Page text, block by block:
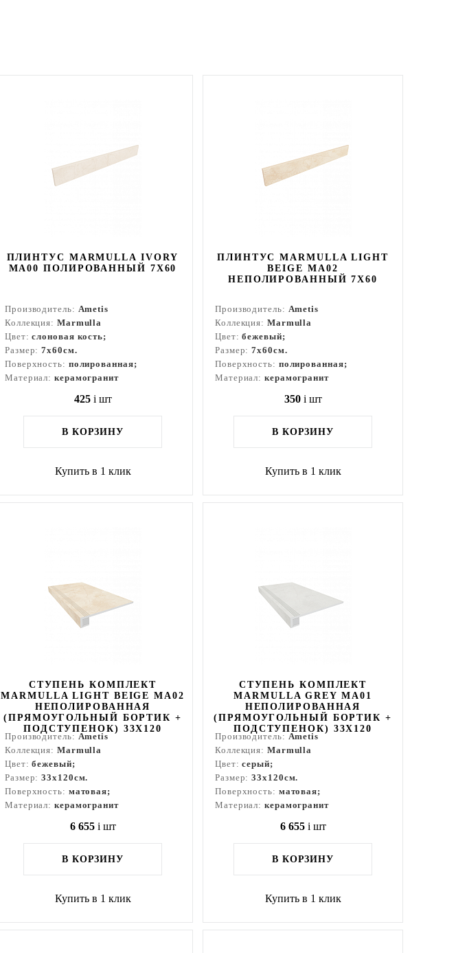
ПЛИНТУС MARMULLA IVORY
MA00 ПОЛИРОВАННЫЙ 7X60
Производитель: Ametis
Коллекция: Marmulla
Цвет:слоновая кость;
Размер:7x60см.
Поверхность: полированная;
Материал: керамогранит
425 i шт
В КОРЗИНУ
Купить в 1 клик
ПЛИНТУС MARMULLA LIGHT
BEIGE MA02
НЕПОЛИРОВАННЫЙ 7X60
Производитель: Ametis
Коллекция: Marmulla
Цвет:бежевый;
Размер:7x60см.
Поверхность: полированная;
Материал: керамогранит
350 i шт
В КОРЗИНУ
Купить в 1 клик
СТУПЕНЬ КОМПЛЕКТ
MARMULLA LIGHT BEIGE MA02
НЕПОЛИРОВАННАЯ
(ПРЯМОУГОЛЬНЫЙ БОРТИК +
ПОДСТУПЕНОК) 33X120
Производитель: Ametis
Коллекция: Marmulla
Цвет:бежевый;
Размер:33x120см.
Поверхность: матовая;
Материал: керамогранит
6 655 i шт
В КОРЗИНУ
Купить в 1 клик
СТУПЕНЬ КОМПЛЕКТ
MARMULLA GREY MA01
НЕПОЛИРОВАННАЯ
(ПРЯМОУГОЛЬНЫЙ БОРТИК +
ПОДСТУПЕНОК) 33X120
Производитель: Ametis
Коллекция: Marmulla
Цвет:серый;
Размер:33x120см.
Поверхность: матовая;
Материал: керамогранит
6 655 i шт
В КОРЗИНУ
Купить в 1 клик